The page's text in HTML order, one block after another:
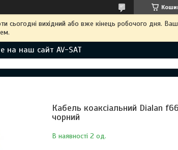
сьогодні вихідний або вже кінець робочого дня.
на наш сайт AV-SAT
Кабель коаксіальний Dialan
чорний
В наявності 2 од.